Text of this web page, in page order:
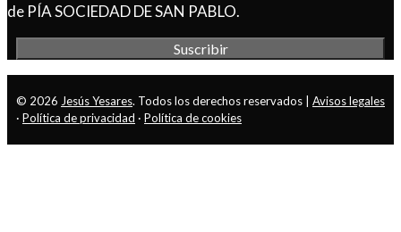
de PÍA SOCIEDAD DE SAN PABLO.
© 2026 Jesús Yesares. Todos los derechos reservados | Avisos legales
· Política de privacidad · Política de cookies